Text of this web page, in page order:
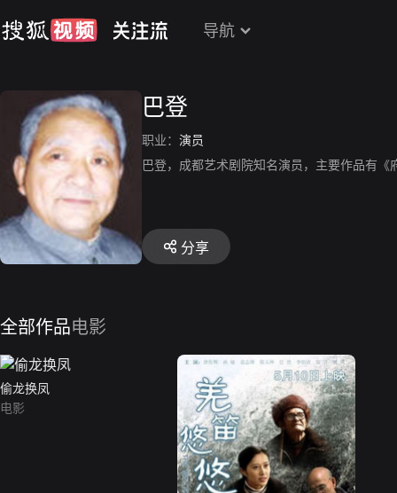
导航
巴登
职业： 演员
巴登，成都艺术剧院知名演员，主要作品有
分享
全部作品电影
偷龙换凤
电影